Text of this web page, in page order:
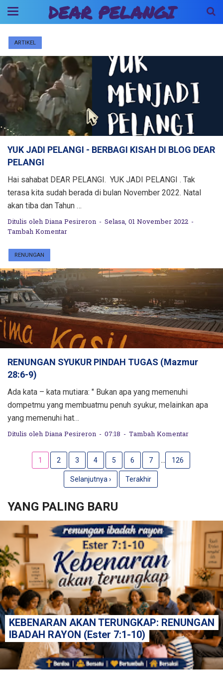
DEAR PELANGI
ARTIKEL
YUK JADI PELANGI - BERBAGI KISAH DI BLOG DEAR
PELANGI
Hai sahabat DEAR PELANGI. YUK JADI PELANGI . Tak
terasa kita sudah berada di bulan November 2022. Natal
akan tiba dan Tahun …
Ditulis oleh Diana Pesireron
Selasa, 01 November 2022
Tambah Komentar
RENUNGAN
RENUNGAN SYUKUR PINDAH TUGAS (Mazmur
28:6-9)
Ada kata – kata mutiara: " Bukan apa yang memenuhi
dompetmu yang membuatmu penuh syukur, melainkan apa
yang memenuhi hat…
Ditulis oleh Diana Pesireron 07:18 Tambah Komentar
1 2 3 4 5 6 7 ... 126
Selanjutnya › Terakhir
YANG PALING BARU
KEBENARAN AKAN TERUNGKAP: RENUNGAN
IBADAH RAYON (Ester 7:1-10)